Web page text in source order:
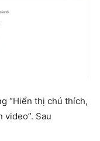
“Hiển thị chú thích,
Sau